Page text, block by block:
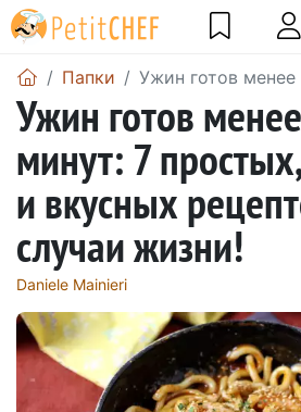
Папки Ужин готов
Ужин готов
минут: 7
и вкусных
случаи жизни!
Daniele Mainieri